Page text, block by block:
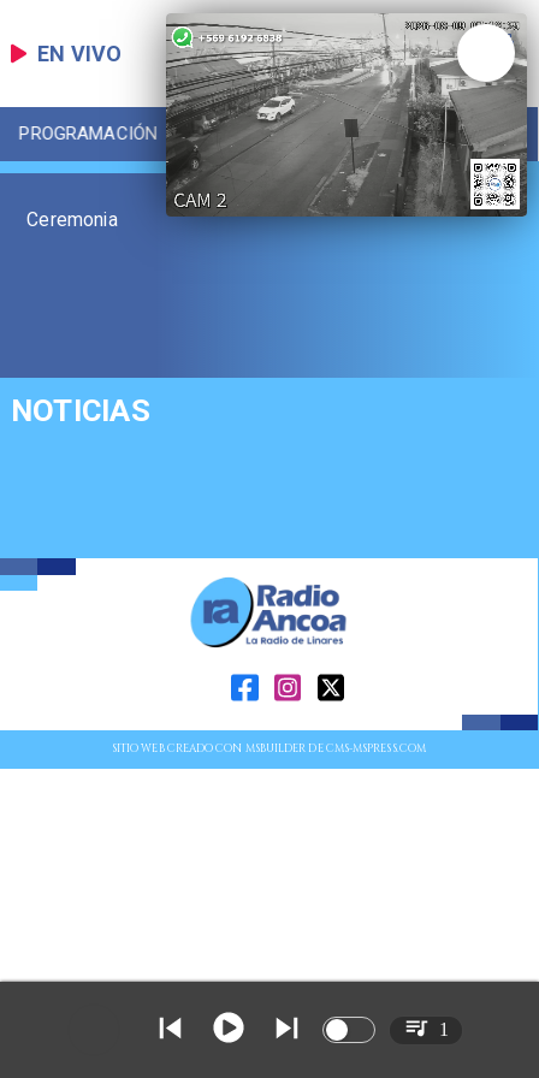
EN VIVO
PROGRAMACIÓN LOCAL DEPORTES
Ceremonia
NOTICIAS
SITIO WEB CREADO CON MSBUILDER DE CMS-MSPRESS.COM
1